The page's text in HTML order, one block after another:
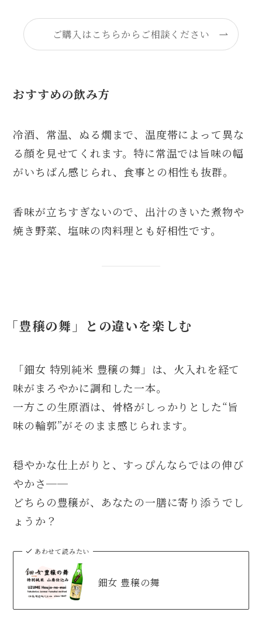
ご購入はこちらからご相談ください
おすすめの飲み方
冷酒、常温、ぬる燗まで、温度帯によって異な
る顔を見せてくれます。特に常温では旨味の幅
がいちばん感じられ、食事との相性も抜群。
香味が立ちすぎないので、出汁のきいた煮物や
焼き野菜、塩味の肉料理とも好相性です。
「豊穣の舞」との違いを楽しむ
「鈿女 特別純米 豊穣の舞」は、火入れを経て
味がまろやかに調和した一本。
一方この生原酒は、骨格がしっかりとした“旨
味の輪郭”がそのまま感じられます。
穏やかな仕上がりと、すっぴんならではの伸び
やかさ──
どちらの豊穣が、あなたの一膳に寄り添うでし
ょうか？
あわせて読みたい
鈿女 豊穣の舞